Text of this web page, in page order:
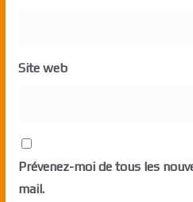
Site web
Prévenez-moi de tous les
mail.